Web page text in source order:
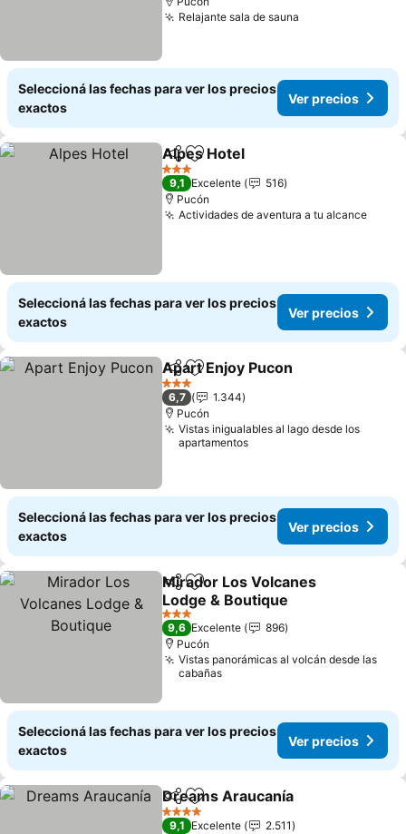
Relajante sala de sauna
Seleccioná las fechas para ver los precios
exactos
Ver precios
CompartirAñadir a favoritos
Alpes Hotel
3 Estrellas
9,1 Excelente
516
Pucón
Actividades de aventura a tu alcance
Seleccioná las fechas para ver los precios
exactos
Ver precios
CompartirAñadir a favoritos
Apart Enjoy Pucon
3 Estrellas
6,7
1.344
Pucón
Vistas inigualables al lago desde los
apartamentos
Seleccioná las fechas para ver los precios
exactos
Ver precios
CompartirAñadir a favoritos
Mirador Los Volcanes
Lodge & Boutique
3 Estrellas
9,6 Excelente
896
Pucón
Vistas panorámicas al volcán desde las
cabañas
Seleccioná las fechas para ver los precios
exactos
Ver precios
CompartirAñadir a favoritos
Dreams Araucanía
4 Estrellas
9,1 Excelente
2.511